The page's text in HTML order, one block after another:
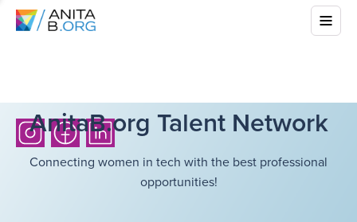
AnitaB.org Talent Network
Connecting women in tech with the best professional
opportunities!